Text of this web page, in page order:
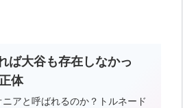
ば大谷も存在しなかっ
体
アと呼ばれるのか？トルネード